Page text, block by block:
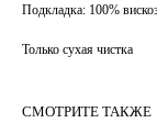
Подкладка: 100%
Только сухая чистка
СМОТРИТЕ ТАКЖЕ